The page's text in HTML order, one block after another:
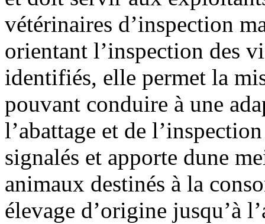
vétérinaires d’inspection
orientant l’inspection des
identifiés, elle permet la
pouvant conduire à une
l’abattage et de
signalés et apporte dune
animaux destinés à la
élevage d’origine jusqu’à